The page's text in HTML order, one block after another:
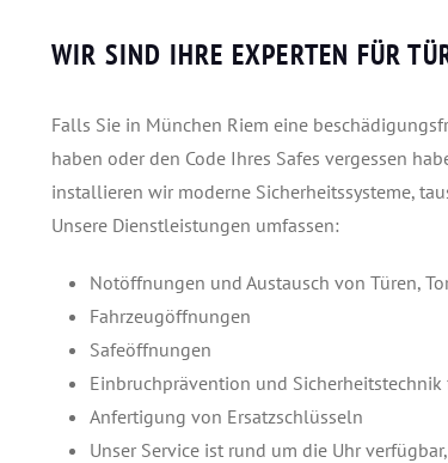
WIR SIND IHRE EXPERTEN FÜR
Falls Sie in München Riem eine
haben oder den Code Ihres Safes vergessen
installieren wir moderne Sicherheitssysteme,
Unsere Dienstleistungen umfassen:
Notöffnungen und Austausch von Türen,
Fahrzeugöffnungen
Safeöffnungen
Einbruchprävention und Sicherheitstechnik
Anfertigung von Ersatzschlüsseln
Unser Service ist rund um die Uhr